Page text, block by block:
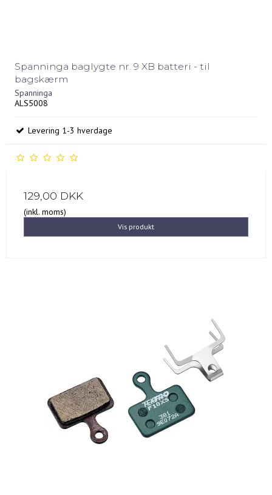
Spanninga baglygte nr. 9 XB batteri - til
bagskærm
Spanninga
ALS5008
Levering 1-3 hverdage
129,00 DKK
(inkl. moms)
Vis produkt